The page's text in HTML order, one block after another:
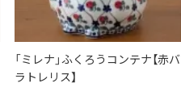
「ミレナ」ふくろうコンテナ【赤バ
ラトレリス】